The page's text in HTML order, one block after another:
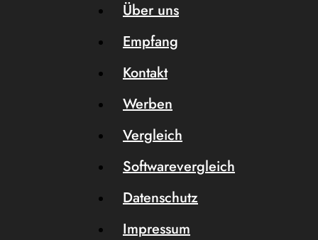
Über uns
Empfang
Kontakt
Werben
Vergleich
Softwarevergleich
Datenschutz
Impressum